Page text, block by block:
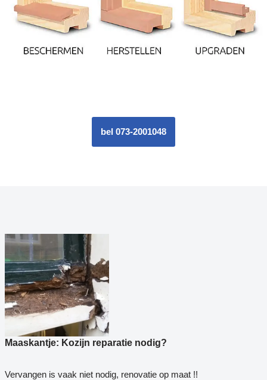
bel 073-2001048
Maaskantje: Kozijn reparatie nodig?
Vervangen is vaak niet nodig, renovatie op maat !!